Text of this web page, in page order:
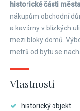
historické části
nákupům obchodní
a kavárny v blízkých
mezi bloky domů.
metrů od bytu se
Vlastnosti
historický objekt